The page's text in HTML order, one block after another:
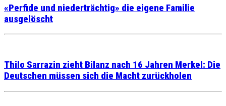
«Perfide und niederträchtig» die eigene Familie
ausgelöscht
Thilo Sarrazin zieht Bilanz nach 16 Jahren Merkel: Die
Deutschen müssen sich die Macht zurückholen